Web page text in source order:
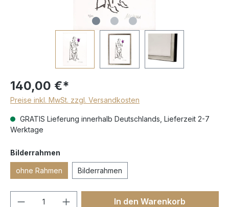
140,00 €*
Preise inkl. MwSt. zzgl. Versandkosten
GRATIS Lieferung innerhalb Deutschlands, Lieferzeit 2-7
Werktage
Bilderrahmen
ohne Rahmen Bilderrahmen
In den Warenkorb